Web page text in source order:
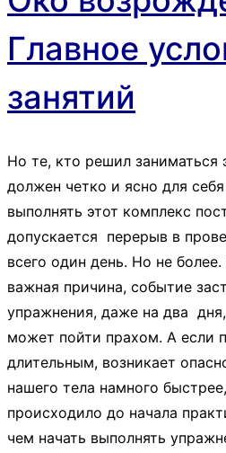
Главное
занятий
Но те, кто решил заниматься
должен четко и ясно для
выполнять этот комплекс
допускается перерыв в
всего один день. Но не
важная причина, событие
упражнения, даже на два
может пойти прахом. А если
длительным, возникает
нашего тела намного
происходило до начала
чем начать выполнять